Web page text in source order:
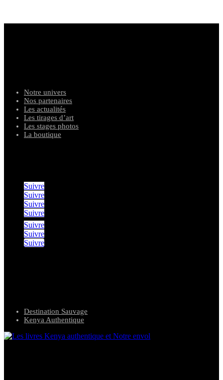
Notre univers
Nos partenaires
Les actualités
Les tirages d’art
Les stages photos
La boutique
Suivre
Suivre
Suivre
Suivre
Suivre
Suivre
Suivre
Destination Sauvage
Kenya Authentique